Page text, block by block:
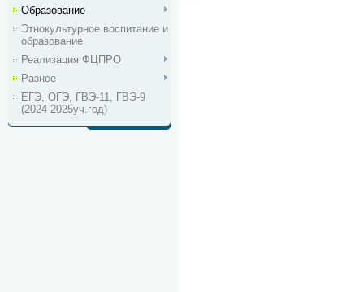
Образование
Этнокультурное воспитание и
образование
Реализация ФЦПРО
Разное
ЕГЭ, ОГЭ, ГВЭ-11, ГВЭ-9
(2024-2025уч.год)